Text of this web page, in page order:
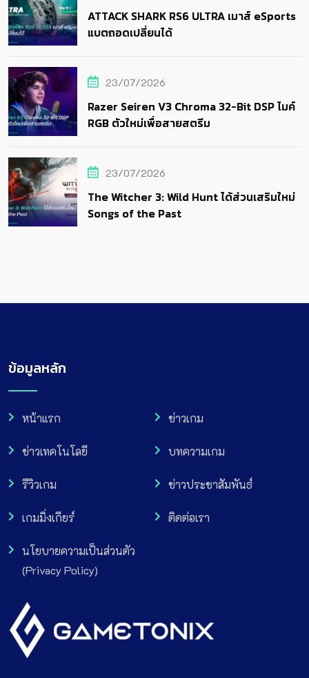
ATTACK SHARK RS6 ULTRA เมาส์ eSports
แบตถอดเปลี่ยนได้
23/07/2026
Razer Seiren V3 Chroma 32-Bit DSP ไมค์
RGB ตัวใหม่เพื่อสายสตรีม
23/07/2026
The Witcher 3: Wild Hunt ได้ส่วนเสริมใหม่
Songs of the Past
ข้อมูลหลัก
หน้าแรก ข่าวเกม
ข่าวเทคโนโลยี บทความเกม
รีวิวเกม ข่าวประชาสัมพันธ์
เกมมิ่งเกียร์ ติดต่อเรา
นโยบายความเป็นส่วนตัว
(Privacy Policy)